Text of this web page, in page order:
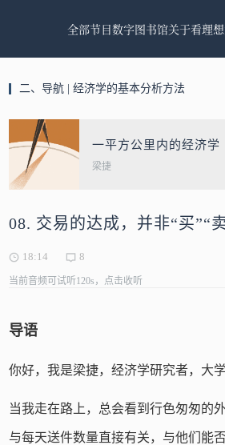
全部节目数字图书馆关于看理想
二、导航 | 经济学的基本分析方法
一平方公里内的经济学
梁捷
08. 交易的达成，并非“买”“
18:14 8
当前音频可试听120s，点击收听
导语
你好，我是梁捷，经济学研究者，大
当我走在路上，总会看到行色匆匆的
与每天送件数量直接有关，与他们能